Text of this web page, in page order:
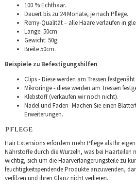
100 % Echthaar.
Dauert bis zu 24 Monate, je nach Pflege.
Remy-Qualität – alle Haare verlaufen in
Länge: 50cm.
Gewicht: 50g.
Breite 50cm.
Beispiele zu Befestigungshilfen
Clips - Diese werden am Tressen
Mikroringe - diese werden am Tressen
Klebstoff (verkaufen wir noch nicht).
Nadel und Faden- Machen Sie einen
Erweiterungen.
PFLEGE
Hair Extensions erfordern mehr Pflege als Ihr
Nährstoffe durch die Wurzeln, was bei Haarteilen
wichtig, sich um die Haarverlängerungsteile zu
feuchtigkeitspendende Produkte anzuwenden,
verfilzen und ihren Glanz nicht verlieren.